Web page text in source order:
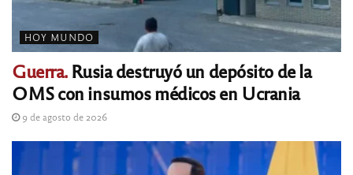
HOY MUNDO
Guerra.Rusia destruyó un depósito de la
OMS con insumos médicos en Ucrania
9 de agosto de 2026